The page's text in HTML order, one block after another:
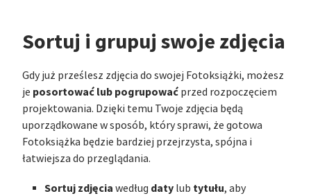
Sortuj i grupuj swoje zdjęcia
Gdy już prześlesz zdjęcia do swojej Fotoksiążki, możesz
je posortować lub pogrupować przed rozpoczęciem
projektowania. Dzięki temu Twoje zdjęcia będą
uporządkowane w sposób, który sprawi, że gotowa
Fotoksiążka będzie bardziej przejrzysta, spójna i
łatwiejsza do przeglądania.
Sortuj zdjęcia według daty lub tytułu, aby